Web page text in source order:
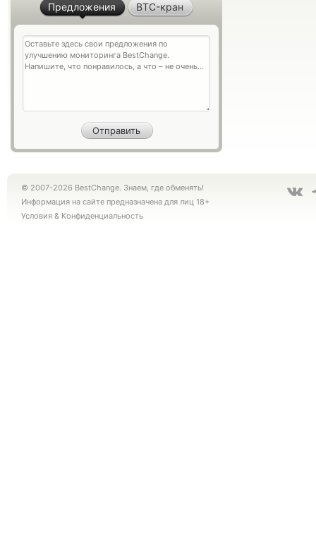
Предложения BTC-кран
© 2007-2026 BestChange. Знаем, где обменять!
Информация на сайте предназначена для лиц 18+
Условия & Конфиденциальность